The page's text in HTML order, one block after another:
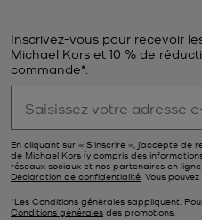
Inscrivez-vous pour recevoir
Michael Kors et 10 % de
commande*.
En cliquant sur « S’inscrire », j’accepte
de Michael Kors (y compris des
réseaux sociaux et nos partenaires en
Déclaration de confidentialité. Vous
*Les Conditions générales sappliquent.
Conditions générales des promotions.